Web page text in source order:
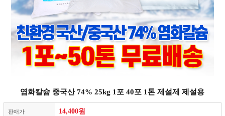
염화칼슘 중국산 74% 25kg 1포 40포 1톤 제설제 제설용
판매가 14,400원